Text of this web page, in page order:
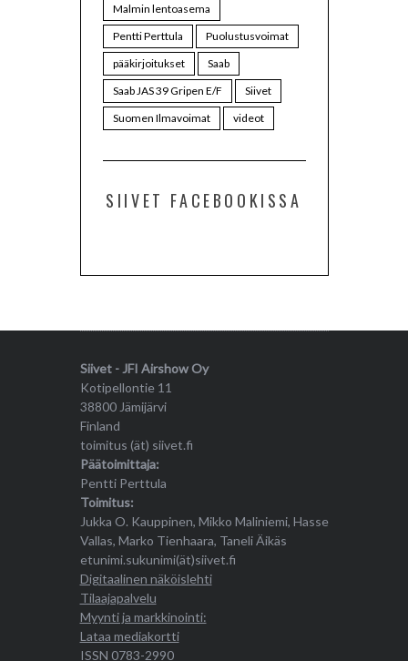
Malmin lentoasema
Pentti Perttula
Puolustusvoimat
pääkirjoitukset
Saab
Saab JAS 39 Gripen E/F
Siivet
Suomen Ilmavoimat
videot
SIIVET FACEBOOKISSA
Siivet - JFI Airshow Oy
Kotipellontie 11
38800 Jämijärvi
Finland
toimitus (ät) siivet.fi
Päätoimittaja:
Pentti Perttula
Toimitus:
Jukka O. Kauppinen, Mikko Maliniemi, Hasse
Vallas, Marko Tienhaara, Taneli Äikäs
etunimi.sukunimi(ät)siivet.fi
Digitaalinen näköislehti
Tilaajapalvelu
Myynti ja markkinointi:
Lataa mediakortti
ISSN 0783-2990